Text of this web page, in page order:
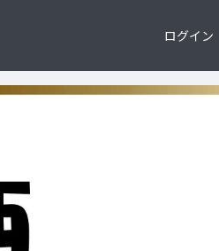
ログイン